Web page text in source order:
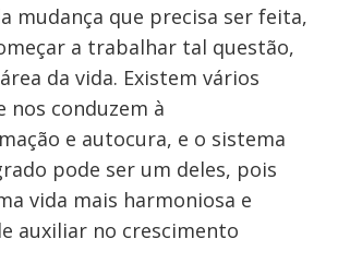
mudança que precisa ser feita,
a trabalhar tal questão,
da vida. Existem vários
nos conduzem à
e autocura, e o sistema
pode ser um deles, pois
vida mais harmoniosa e
auxiliar no crescimento